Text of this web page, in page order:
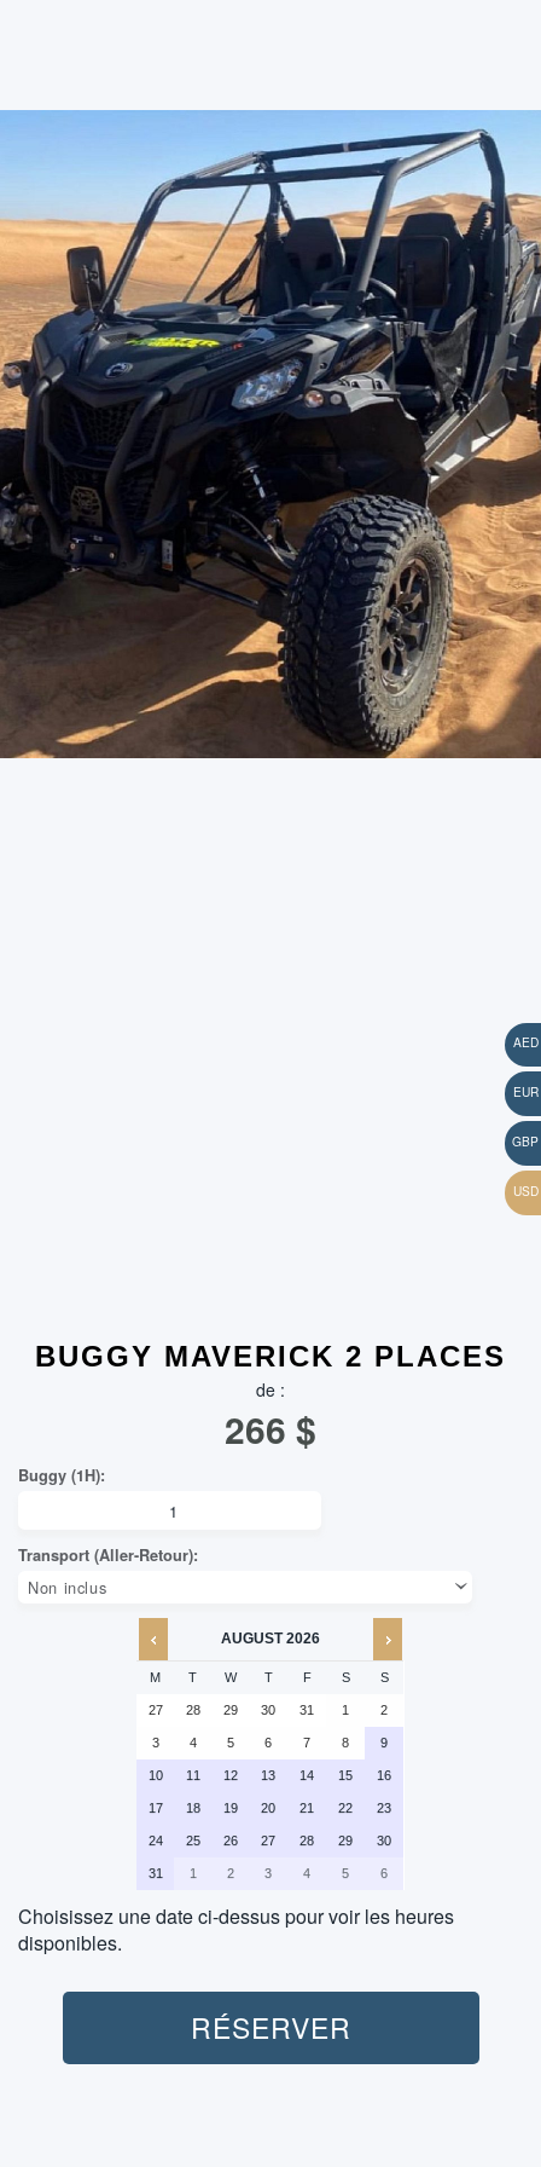
BUGGY MAVERICK 2 PLACES
de :
266 $
AUGUST 2026
M T W T F S S
27 28 29 30 31 1 2
3 4 5 6 7 8 9
10 11 12 13 14 15 16
17 18 19 20 21 22 23
24 25 26 27 28 29 30
31 1 2 3 4 5 6
Choisissez une date ci-dessus pour voir les heures
disponibles.
RÉSERVER